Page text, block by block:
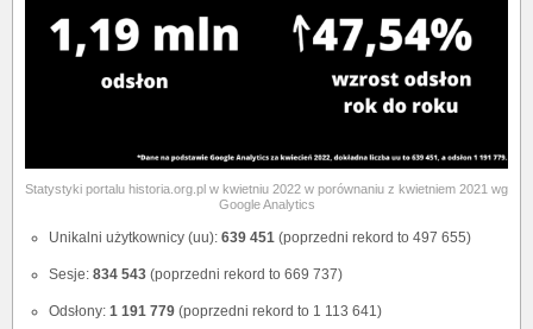
Statystyki portalu historia.org.pl w kwietniu 2022 w porównaniu z kwietniem 2021 wg
Google Analytics
Unikalni użytkownicy (uu): 639 451 (poprzedni rekord to 497 655)
Sesje: 834 543 (poprzedni rekord to 669 737)
Odsłony: 1 191 779 (poprzedni rekord to 1 113 641)